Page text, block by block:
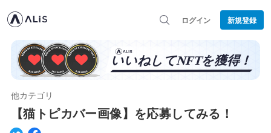
ログイン 新規登録
他カテゴリ
【猫トピカバー画像】を応募してみる！